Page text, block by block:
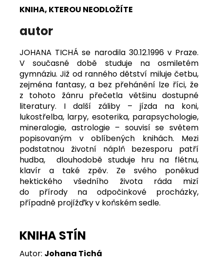
KNIHA, KTEROU NEODLOŽÍTE
autor
JOHANA TICHÁ se narodila 30.12.1996 v Praze.
V současné době studuje na osmiletém
gymnáziu. Již od ranného dětství miluje četbu,
zejména fantasy, a bez přehánění lze říci, že
z tohoto žánru přečetla většinu dostupné
literatury. I další záliby – jízda na koni,
lukostřelba, larpy, esoterika, parapsychologie,
mineralogie, astrologie – souvisí se světem
popisovaným v oblíbených knihách. Mezi
podstatnou životní náplň bezesporu patří
hudba, dlouhodobě studuje hru na flétnu,
klavír a také zpěv. Ze svého poněkud
hektického všedního života ráda mizí
do přírody na odpočinkové procházky,
případně projížďky v koňském sedle.
KNIHA STÍN
Autor: Johana Tichá